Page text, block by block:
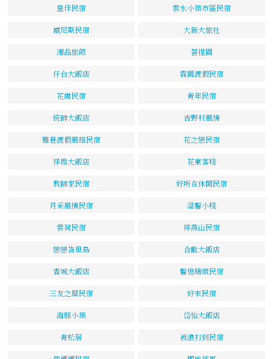
皇佳民宿 雲水小築市區民宿
威尼斯民宿 大新大旅社
湘品旅館 菩提園
仟台大飯店 霖園渡假民宿
花崗民宿 青年民宿
統帥大飯店 吉野村風情
雅巷渡假風格民宿 花之戀民宿
祥鼎大飯店 花東客棧
教師家民宿 好所在休閒民宿
月采風情民宿 溫馨小棧
雲荷民宿 祥燕山民宿
戀戀峇里島 合歡大飯店
香城大飯店 馨憶精緻民宿
三友之屋民宿 好來民宿
海豚小築 岱怡大飯店
青松居 被浪打到民宿